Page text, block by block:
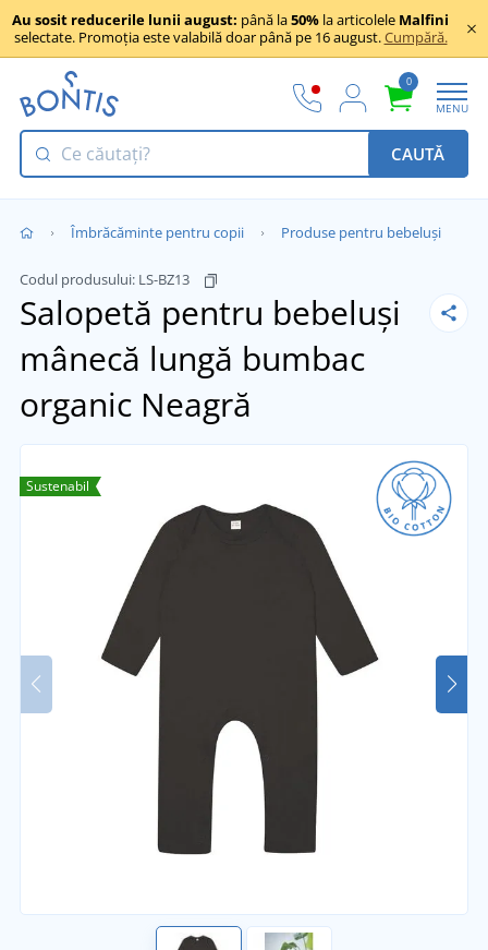
Au sosit reducerile lunii august: până la50% la articolele Malfini
selectate. Promoția este valabilă doar până pe 16 august.Cumpără.
0
MENU
CAUTĂ
Îmbrăcăminte pentru copii Produse pentru bebeluși
Codul produsului: LS-BZ13
Salopetă pentru bebeluși
mânecă lungă bumbac
organic Neagră
Sustenabil